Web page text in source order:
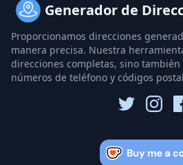
Generador de
Proporcionamos direcciones
manera precisa. Nuestra
direcciones completas, sino
números de teléfono y códigos